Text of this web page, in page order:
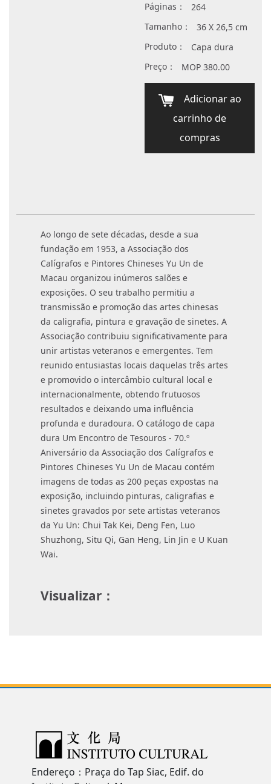
Páginas：
264
Tamanho：
36 X 26,5 cm
Produto：
Capa dura
Preço：
MOP 380.00
Adicionar ao
carrinho de
compras
Ao longo de sete décadas, desde a sua
fundação em 1953, a Associação dos
Calígrafos e Pintores Chineses Yu Un de
Macau organizou inúmeros salões e
exposições. O seu trabalho permitiu a
transmissão e promoção das artes chinesas
da caligrafia, pintura e gravação de sinetes. A
Associação contribuiu significativamente para
unir artistas veteranos e emergentes. Tem
reunido entusiastas locais daquelas três artes
e promovido o intercâmbio cultural local e
internacionalmente, obtendo frutuosos
resultados e deixando uma influência
profunda e duradoura. O catálogo de capa
dura Um Encontro de Tesouros - 70.º
Aniversário da Associação dos Calígrafos e
Pintores Chineses Yu Un de Macau contém
imagens de todas as 200 peças expostas na
exposição, incluindo pinturas, caligrafias e
sinetes gravados por sete artistas veteranos
da Yu Un: Chui Tak Kei, Deng Fen, Luo
Shuzhong, Situ Qi, Gan Heng, Lin Jin e U Kuan
Wai.
Visualizar：
Endereço：Praça do Tap Siac, Edif. do